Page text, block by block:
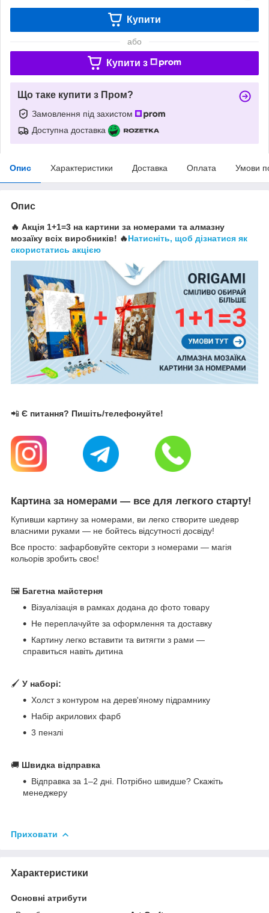
Купити
або
Купити з
Що таке купити з Пром?
Замовлення під захистом
Доступна доставка
Опис Характеристики Доставка Оплата Умови
Опис
🔥 Акція 1+1=3 на картини за номерами та алмазну
мозаїку всіх виробників! 🔥Натисніть, щоб дізнатися як
скористатись акцією
📲 Є питання? Пишіть/телефонуйте!
Картина за номерами — все для легкого старту!
Купивши картину за номерами, ви легко створите шедевр
власними руками — не бойтесь відсутності досвіду!
Все просто: зафарбовуйте сектори з номерами — магія
кольорів зробить своє!
🖼 Багетна майстерня
Візуалізація в рамках додана до фото товару
Не переплачуйте за оформлення та доставку
Картину легко вставити та витягти з рами —
справиться навіть дитина
🖌 У наборі:
Холст з контуром на дерев'яному підрамнику
Набір акрилових фарб
3 пензлі
🚚 Швидка відправка
Відправка за 1–2 дні. Потрібно швидше? Скажіть
менеджеру
Приховати
Характеристики
Основні атрибути